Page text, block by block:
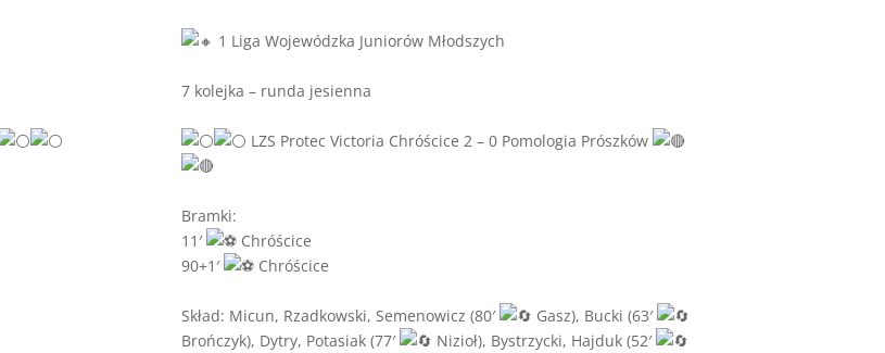
1 Liga Wojewódzka Juniorów Młodszych
7 kolejka – runda jesienna
LZS Protec Victoria Chróścice 2 – 0 Pomologia Prószków
Bramki:
11′
Chróścice
90+1′
Chróścice
Skład: Micun, Rzadkowski, Semenowicz (80′
Gasz), Bucki (63′
Brończyk), Dytry, Potasiak (77′
Nizioł), Bystrzycki, Hajduk (52′